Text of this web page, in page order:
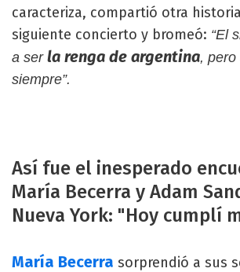
caracteriza, compartió otra
siguiente concierto y bromeó: “El
a ser la renga de argentina, pero
siempre”.
Así fue el inesperado
María Becerra y Adam
Nueva York: "Hoy cumplí
María Becerra sorprendió a sus